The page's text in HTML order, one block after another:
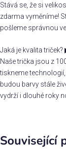
Stává se, že si
zdarma vyměníme!
pošleme správnou
Jaká je kvalita triček?
Naše trička jsou z
tiskneme
budou barvy stále
vydrží i dlouhé roky
Související